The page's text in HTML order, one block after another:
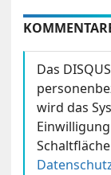
Das
wird das